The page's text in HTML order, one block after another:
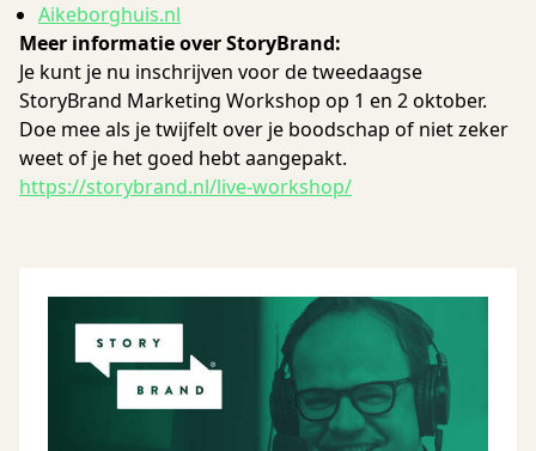
Aikeborghuis.nl
Meer informatie over StoryBrand:
Je kunt je nu inschrijven voor de tweedaagse
StoryBrand Marketing Workshop op 1 en 2 oktober.
Doe mee als je twijfelt over je boodschap of niet zeker
weet of je het goed hebt aangepakt.
https://storybrand.nl/live-workshop/